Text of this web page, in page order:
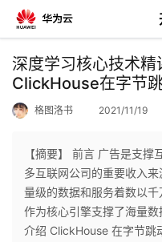
返
回
个
人
我
深度学习核心技术
ClickHouse在字节
格图洛书 2021/11/19
【摘要】 前言 广告是支
多互联网公司的重要收入
量级的数据和服务着数以
作为核心引擎支撑了海量
介绍 ClickHouse 在字节跳